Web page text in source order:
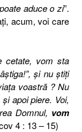
aduce o zi”.
acum, voi care
cetate, vom sta
şi nu ştiţi
voastră ? Nu
apoi piere. Voi,
Domnul, vom
4 : 13 – 15)